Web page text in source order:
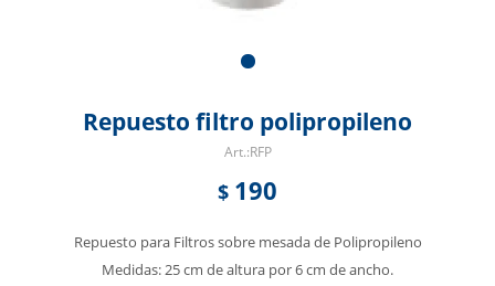
Repuesto filtro polipropileno
RFP
$ 190
Repuesto para Filtros sobre mesada de Polipropileno
Medidas: 25 cm de altura por 6 cm de ancho.